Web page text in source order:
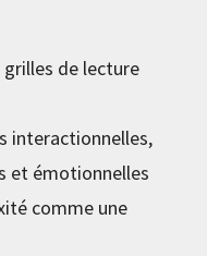
grilles de lecture
interactionnelles,
et émotionnelles
comme une